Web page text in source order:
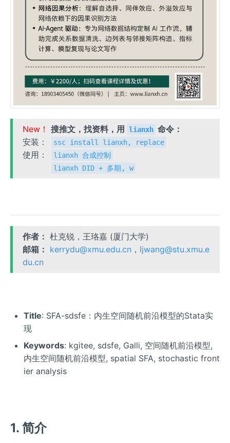
New！ 搜推文，找资料，用 lianxh 命令：
安装：
ssc install lianxh, replace
使用：
lianxh 合成控制
lianxh DID + 多期, w
作者： 杜克锐，王珞嘉 (厦门大学)
邮箱： kerrydu@xmu.edu.cn ， ljwang@stu.xmu.e
du.cn
Title: SFA-sdsfe：内生空间随机前沿模型的Stata实
现
Keywords: kgitee, sdsfe, Galli, 空间随机前沿模型,
内生空间随机前沿模型, spatial SFA, stochastic front
ier analysis
1. 简介